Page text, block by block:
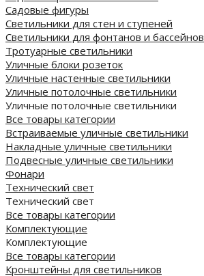
Садовые фигуры
Светильники для стен и ступеней
Светильники для фонтанов и бассейнов
Тротуарные светильники
Уличные блоки розеток
Уличные настенные светильники
Уличные потолочные светильники
Уличные потолочные светильники
Все товары категории
Встраиваемые уличные светильники
Накладные уличные светильники
Подвесные уличные светильники
Фонари
Технический свет
Технический свет
Все товары категории
Комплектующие
Комплектующие
Все товары категории
Кронштейны для светильников